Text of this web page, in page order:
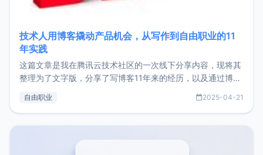
技术人用博客撬动产品机会，从写作到自由职业的11
年实践
这篇文章是我在腾讯云技术社区的一次线下分享内容，现将其
整理为了文字版，分享了写博客11年来的经历，以及通过博客
了我的首个产品ImgURL的真实数据和产品现状。自我介绍大
自由职业 2025-04-21